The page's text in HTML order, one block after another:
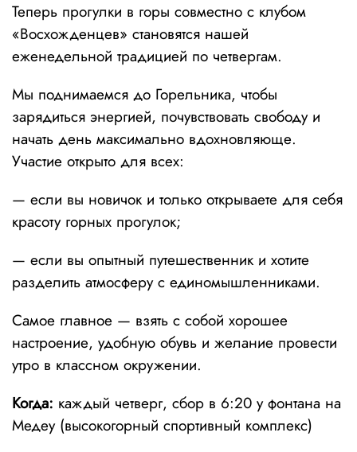
Теперь прогулки в горы совместно с клубом
«Восхожденцев» становятся нашей
еженедельной традицией по четвергам.
Мы поднимаемся до Горельника, чтобы
зарядиться энергией, почувствовать свободу и
начать день максимально вдохновляюще.
Участие открыто для всех:
— если вы новичок и только открываете для себя
красоту горных прогулок;
— если вы опытный путешественник и хотите
разделить атмосферу с единомышленниками.
Самое главное — взять с собой хорошее
настроение, удобную обувь и желание провести
утро в классном окружении.
Когда: каждый четверг, сбор в 6:20 у фонтана на
Медеу (высокогорный спортивный комплекс)